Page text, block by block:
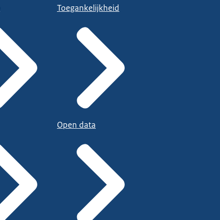
Toegankelijkheid
Open data